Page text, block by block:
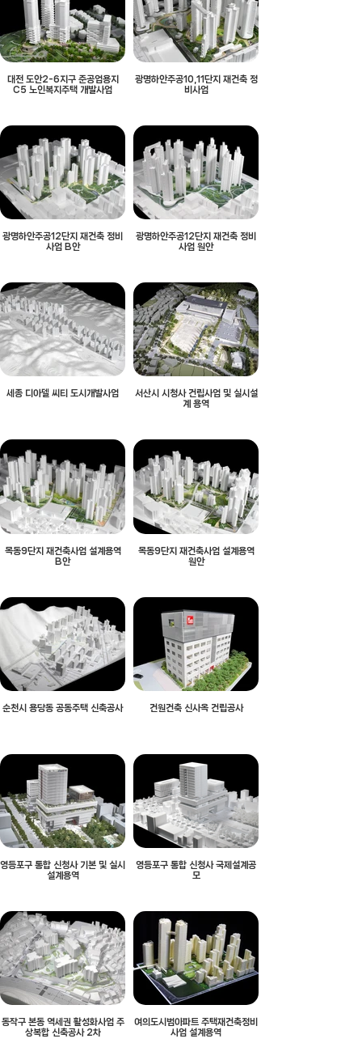
대전 도안2-6지구 준공업용지
C5 노인복지주택 개발사업
광명하안주공10,11단지 재건축 정
비사업
광명하안주공12단지 재건축 정비
사업 B안
광명하안주공12단지 재건축 정비
사업 원안
세종 디아델 씨티 도시개발사업
서산시 시청사 건립사업 및 실시설
계 용역
목동9단지 재건축사업 설계용역
B안
목동9단지 재건축사업 설계용역
원안
순천시 용당동 공동주택 신축공사 건원건축 신사옥 건립공사
영등포구 통합 신청사 기본 및 실시
설계용역
영등포구 통합 신청사 국제설계공
모
동작구 본동 역세권 활성화사업 주
상복합 신축공사 2차
여의도시범아파트 주택재건축정비
사업 설계용역